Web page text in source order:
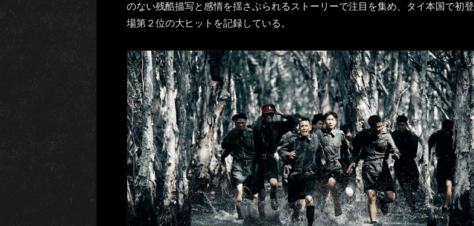
のない残酷描写と感情を揺さぶられるストーリーで注目を集め、タイ本国で初登
場第２位の大ヒットを記録している。